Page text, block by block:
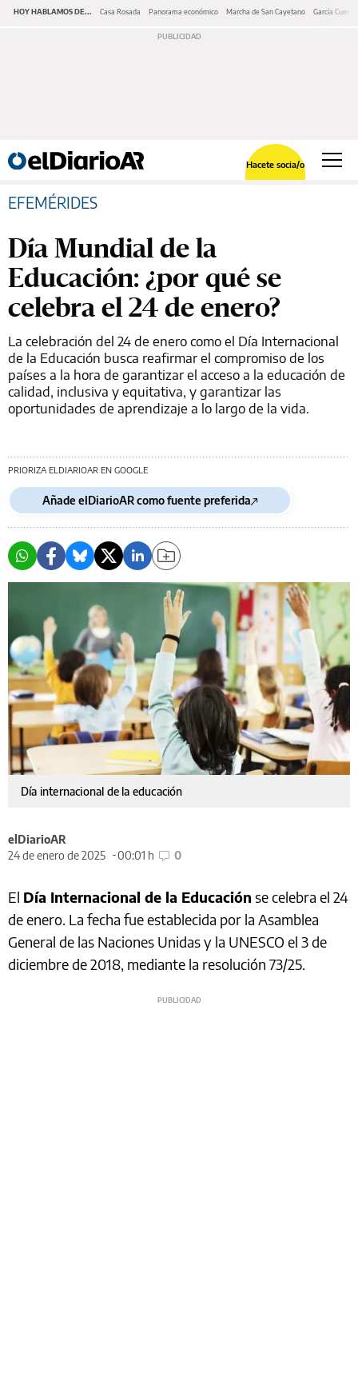
HOY HABLAMOS DE... Casa Rosada Panorama económico Marcha de San Cayetano García Cuerva
Hacete socia/o
EFEMÉRIDES
Día Mundial de la
Educación: ¿por qué se
celebra el 24 de enero?
La celebración del 24 de enero como el Día Internacional
de la Educación busca reafirmar el compromiso de los
países a la hora de garantizar el acceso a la educación de
calidad, inclusiva y equitativa, y garantizar las
oportunidades de aprendizaje a lo largo de la vida.
PRIORIZA ELDIARIOAR EN GOOGLE
Añade elDiarioAR como fuente preferida
Día internacional de la educación
elDiarioAR
24 de enero de 2025
00:01 h 0
El Día Internacional de la Educación se celebra el 24
de enero. La fecha fue establecida por la Asamblea
General de las Naciones Unidas y la UNESCO el 3 de
diciembre de 2018, mediante la resolución 73/25.